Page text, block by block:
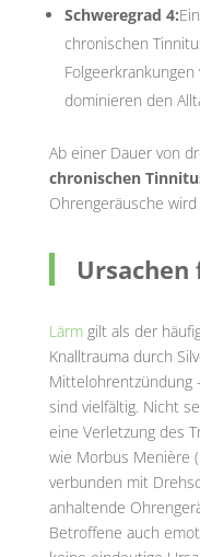
Schweregrad 4:
chronischen
dominieren den
Ab einer Dauer von
chronischen
Ohrengeräusche wird
Lärm gilt als der
Knalltrauma durch
Mittelohrentzündung
sind vielfältig. Nicht
eine Verletzung des
wie Morbus Menière
verbunden mit
anhaltende
Betroffene auch